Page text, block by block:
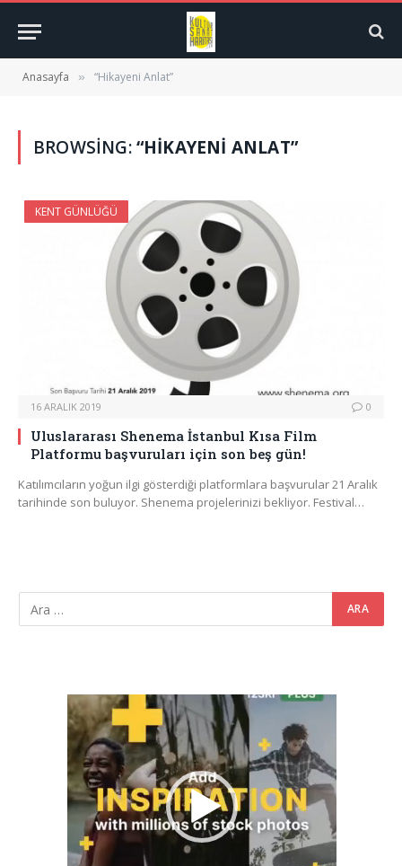
Anasayfa » “Hikayeni Anlat”
BROWSING:“HIKAYENI ANLAT”
KENT GÜNLÜĞÜ
16 ARALIK 2019 0
Uluslararası Shenema İstanbul Kısa Film
Platformu başvuruları için son beş gün!
Katılımcıların yoğun ilgi gösterdiği platformlara başvurular 21 Aralık
tarihinde son buluyor. Shenema projelerinizi bekliyor. Festival…
Video
oynatıcı